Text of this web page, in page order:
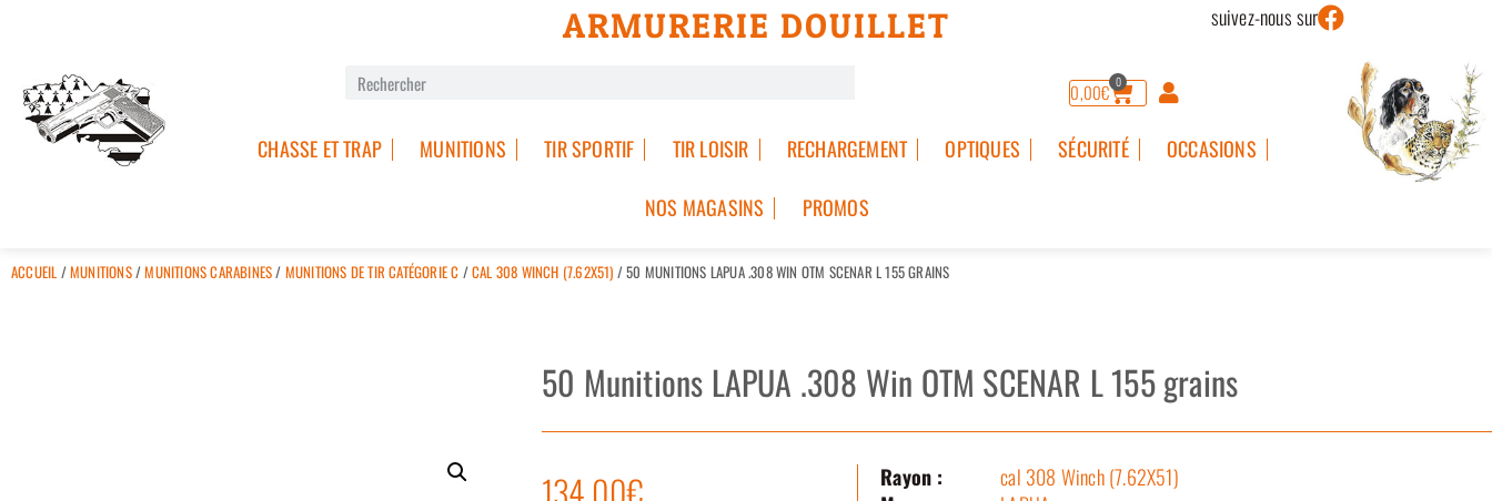
suivez-nous sur
ARMURERIE DOUILLET
0,00€ 0
CHASSE ET TRAP MUNITIONS TIR SPORTIF TIR LOISIR RECHARGEMENT OPTIQUES SÉCURITÉ OCCASIONS
NOS MAGASINS PROMOS
ACCUEIL /MUNITIONS/MUNITIONS CARABINES/ MUNITIONS DE TIR CATÉGORIE C /CAL 308 WINCH (7.62X51) / 50 MUNITIONS LAPUA .308 WIN OTM SCENAR L 155 GRAINS
50 Munitions LAPUA .308 Win OTM SCENAR L 155 grains
Rayon :
cal 308 Winch (7.62X51)